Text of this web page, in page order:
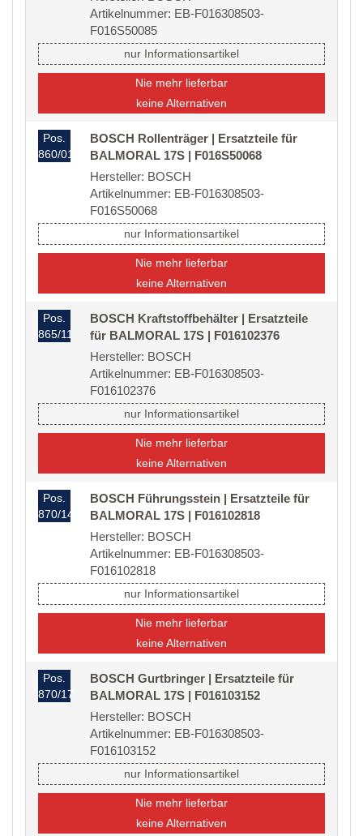
Artikelnummer: EB-F016308503-
F016S50085
nur Informationsartikel
Nie mehr lieferbar
keine Alternativen
Pos.
860/01
BOSCH Rollenträger | Ersatzteile für
BALMORAL 17S | F016S50068
Hersteller: BOSCH
Artikelnummer: EB-F016308503-
F016S50068
nur Informationsartikel
Nie mehr lieferbar
keine Alternativen
Pos.
865/11
BOSCH Kraftstoffbehälter | Ersatzteile
für BALMORAL 17S | F016102376
Hersteller: BOSCH
Artikelnummer: EB-F016308503-
F016102376
nur Informationsartikel
Nie mehr lieferbar
keine Alternativen
Pos.
870/14
BOSCH Führungsstein | Ersatzteile für
BALMORAL 17S | F016102818
Hersteller: BOSCH
Artikelnummer: EB-F016308503-
F016102818
nur Informationsartikel
Nie mehr lieferbar
keine Alternativen
Pos.
870/17
BOSCH Gurtbringer | Ersatzteile für
BALMORAL 17S | F016103152
Hersteller: BOSCH
Artikelnummer: EB-F016308503-
F016103152
nur Informationsartikel
Nie mehr lieferbar
keine Alternativen